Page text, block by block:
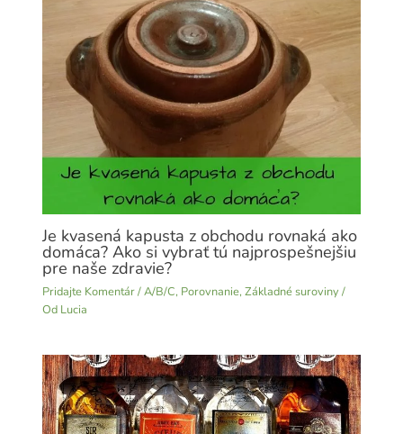
Je kvasená kapusta z obchodu rovnaká ako
domáca? Ako si vybrať tú najprospešnejšiu
pre naše zdravie?
Pridajte Komentár/A/B/C, Porovnanie,Základné suroviny /
Od Lucia